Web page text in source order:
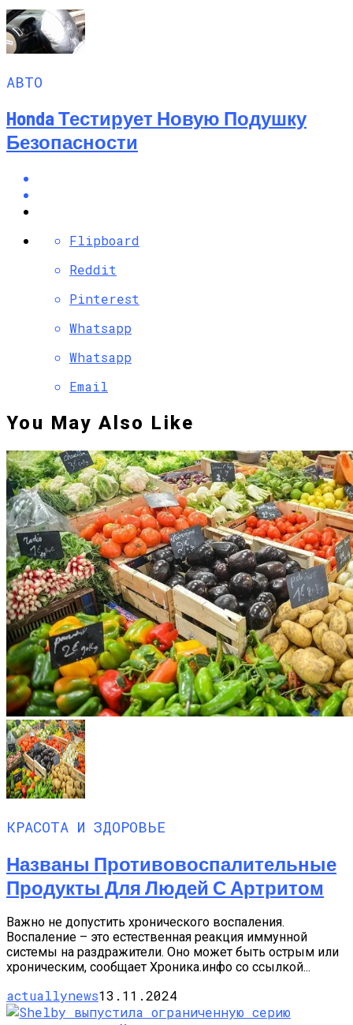
АВТО
Honda Тестирует Новую Подушку
Безопасности
Flipboard
Reddit
Pinterest
Whatsapp
Whatsapp
Email
You May Also Like
КРАСОТА И ЗДОРОВЬЕ
Названы Противовоспалительные
Продукты Для Людей С Артритом
Важно не допустить хронического воспаления.
Воспаление – это естественная реакция иммунной
системы на раздражители. Оно может быть острым или
хроническим, сообщает Хроника.инфо со ссылкой...
actuallynews13.11.2024